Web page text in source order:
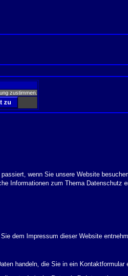
zustimmen.
wenn Sie unsere Website
Informationen zum Thema Datenschutz
dem Impressum dieser Website
handeln, die Sie in ein Kontaktformular